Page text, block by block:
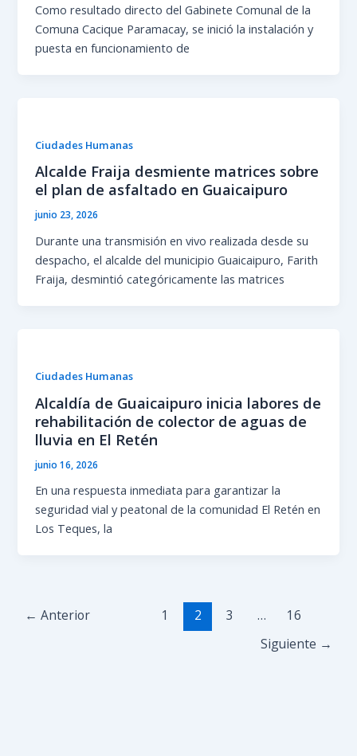
Como resultado directo del Gabinete Comunal de la
Comuna Cacique Paramacay, se inició la instalación y
puesta en funcionamiento de
Ciudades Humanas
Alcalde Fraija desmiente matrices sobre
el plan de asfaltado en Guaicaipuro
junio 23, 2026
Durante una transmisión en vivo realizada desde su
despacho, el alcalde del municipio Guaicaipuro, Farith
Fraija, desmintió categóricamente las matrices
Ciudades Humanas
Alcaldía de Guaicaipuro inicia labores de
rehabilitación de colector de aguas de
lluvia en El Retén
junio 16, 2026
En una respuesta inmediata para garantizar la
seguridad vial y peatonal de la comunidad El Retén en
Los Teques, la
← Anterior 1 2 3 …
16
Siguiente →